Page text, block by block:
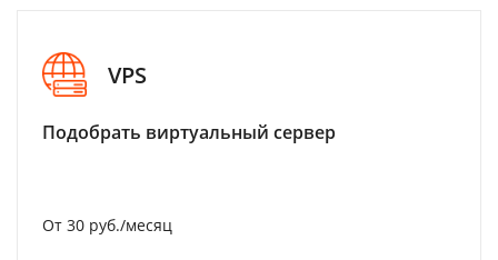
VPS
Подобрать виртуальный сервер
От 30 руб./месяц